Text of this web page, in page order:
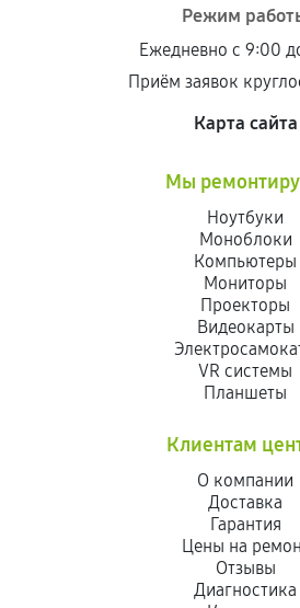
Режим
Ежедневно с 9:00
Приём заявок
Карта сайта
Мы
Ноутбуки
Моноблоки
Компьютеры
Мониторы
Проекторы
Видеокарты
VR системы
Планшеты
Клиентам
О компании
Доставка
Гарантия
Цены на
Отзывы
Диагностика